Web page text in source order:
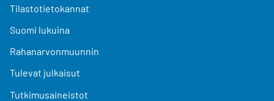
Tilastotietokannat
Suomi lukuina
Rahanarvonmuunnin
Tulevat julkaisut
Tutkimusaineistot